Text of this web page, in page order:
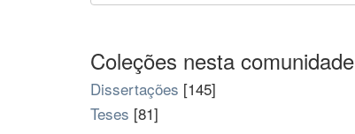
Coleções nesta comunidade
Dissertações [145]
Teses [81]